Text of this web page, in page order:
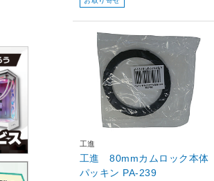
工進
工進 80mmカムロック本体
パッキン PA-239